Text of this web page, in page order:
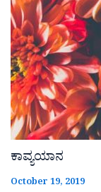
ಕಾವ್ಯಯಾನ
October 19, 2019